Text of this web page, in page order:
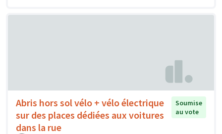
Abris hors sol vélo + vélo électrique
sur des places dédiées aux voitures
dans la rue
Soumise
au vote